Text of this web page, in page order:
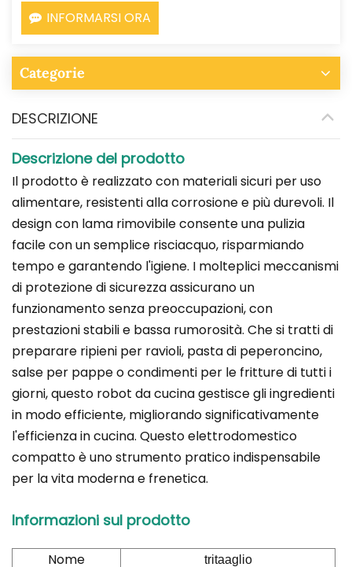
INFORMARSI ORA
Categorie
DESCRIZIONE
Descrizione del prodotto
Il prodotto è realizzato con materiali sicuri per uso
alimentare, resistenti alla corrosione e più durevoli. Il
design con lama rimovibile consente una pulizia
facile con un semplice risciacquo, risparmiando
tempo e garantendo l'igiene. I molteplici meccanismi
di protezione di sicurezza assicurano un
funzionamento senza preoccupazioni, con
prestazioni stabili e bassa rumorosità. Che si tratti di
preparare ripieni per ravioli, pasta di peperoncino,
salse per pappe o condimenti per le fritture di tutti i
giorni, questo robot da cucina gestisce gli ingredienti
in modo efficiente, migliorando significativamente
l'efficienza in cucina. Questo elettrodomestico
compatto è uno strumento pratico indispensabile
per la vita moderna e frenetica.
Informazioni sul prodotto
Nome tritaaglio